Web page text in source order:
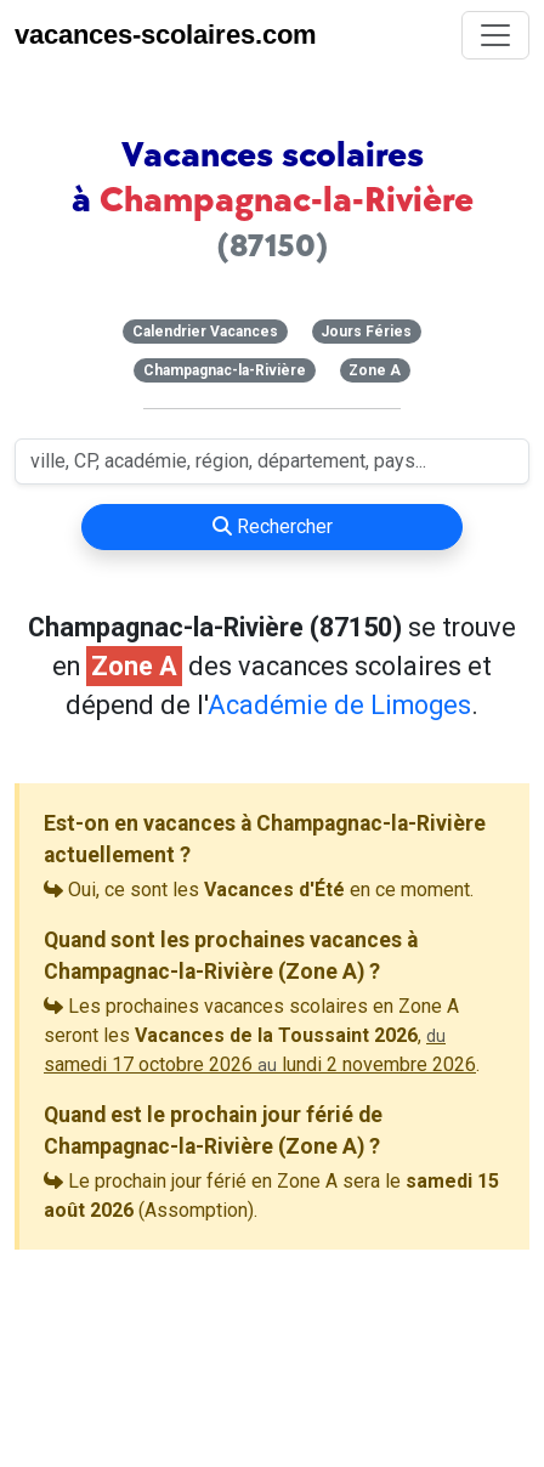
vacances-scolaires.com
Vacances scolaires
à Champagnac-la-Rivière
(87150)
Calendrier Vacances Jours Féries
Champagnac-la-Rivière Zone A
Rechercher
Champagnac-la-Rivière (87150) se trouve
en Zone A des vacances scolaires et
dépend de l'Académie de Limoges.
Est-on en vacances à Champagnac-la-Rivière
actuellement ?
Oui, ce sont les Vacances d'Été en ce moment.
Quand sont les prochaines vacances à
Champagnac-la-Rivière (Zone A) ?
Les prochaines vacances scolaires en Zone A
seront les Vacances de la Toussaint 2026, du
samedi 17 octobre 2026 au lundi 2 novembre 2026.
Quand est le prochain jour férié de
Champagnac-la-Rivière (Zone A) ?
Le prochain jour férié en Zone A sera le samedi 15
août 2026 (Assomption).